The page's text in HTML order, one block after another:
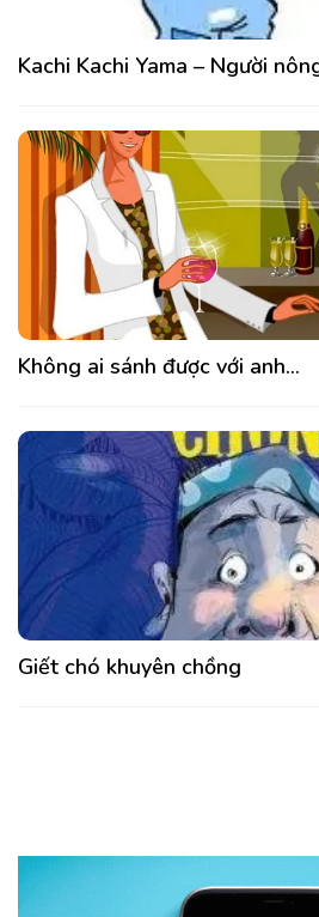
Kachi Kachi Yama – Người
Không ai sánh được với anh…
Giết chó khuyên chồng